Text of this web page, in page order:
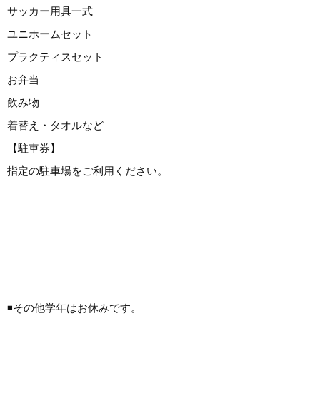
サッカー用具一式
ユニホームセット
プラクティスセット
お弁当
飲み物
着替え・タオルなど
【駐車券】
指定の駐車場をご利用ください。
◾️その他学年はお休みです。